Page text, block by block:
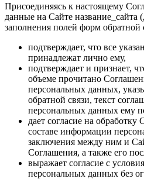
Присоединяясь к настоящему
данные на Сайте название_сайта
заполнения полей форм обратной
подтверждает, что все
принадлежат лично ему,
подтверждает и признает,
объеме прочитано
персональных данных,
обратной связи, текст
персональных данных ему
дает согласие на
составе информации
заключения между ним и
Соглашения, а также его
выражает согласие с
персональных данных без